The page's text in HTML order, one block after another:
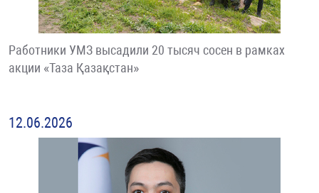
Работники УМЗ высадили 20 тысяч сосен в рамках
акции «Таза Қазақстан»
12.06.2026